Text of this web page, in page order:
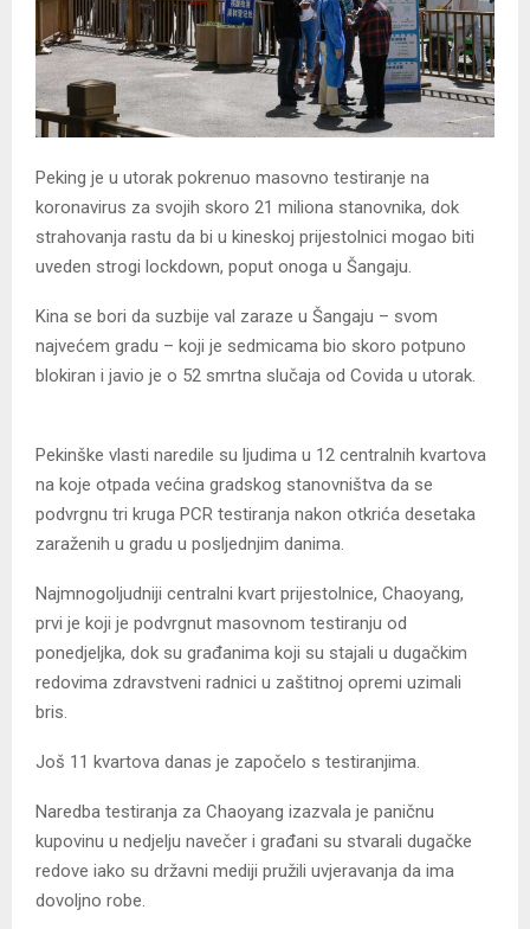
Peking je u utorak pokrenuo masovno testiranje na
koronavirus za svojih skoro 21 miliona stanovnika, dok
strahovanja rastu da bi u kineskoj prijestolnici mogao biti
uveden strogi lockdown, poput onoga u Šangaju.
Kina se bori da suzbije val zaraze u Šangaju – svom
najvećem gradu – koji je sedmicama bio skoro potpuno
blokiran i javio je o 52 smrtna slučaja od Covida u utorak.
Pekinške vlasti naredile su ljudima u 12 centralnih kvartova
na koje otpada većina gradskog stanovništva da se
podvrgnu tri kruga PCR testiranja nakon otkrića desetaka
zaraženih u gradu u posljednjim danima.
Najmnogoljudniji centralni kvart prijestolnice, Chaoyang,
prvi je koji je podvrgnut masovnom testiranju od
ponedjeljka, dok su građanima koji su stajali u dugačkim
redovima zdravstveni radnici u zaštitnoj opremi uzimali
bris.
Još 11 kvartova danas je započelo s testiranjima.
Naredba testiranja za Chaoyang izazvala je paničnu
kupovinu u nedjelju navečer i građani su stvarali dugačke
redove iako su državni mediji pružili uvjeravanja da ima
dovoljno robe.